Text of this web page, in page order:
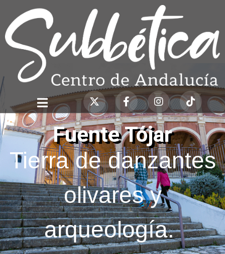
Fuente Tójar
Tierra de danzantes
olivares y
arqueología.